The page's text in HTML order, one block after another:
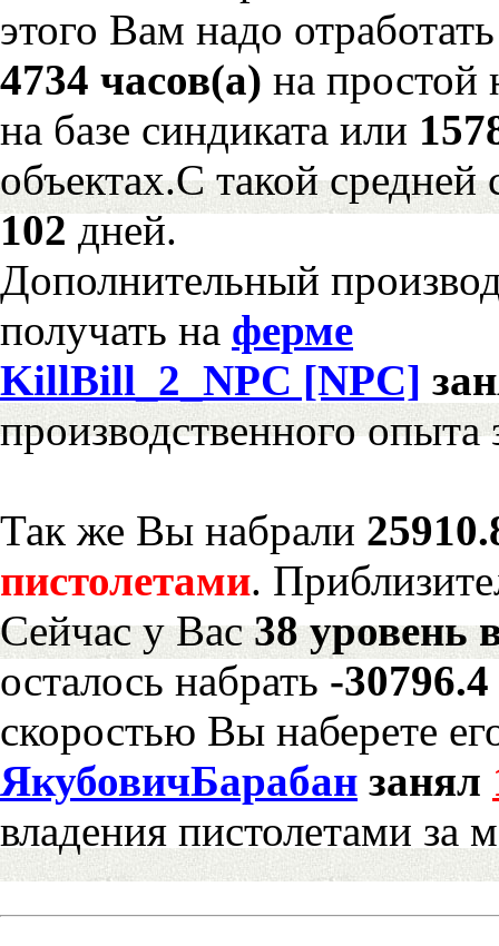
этого Вам надо отработать
4734 часов(а) на
на базе синдиката или
объектах.С такой средней
102дней.
Дополнительный
получать на ферме
KillBill_2_NPC [NPC]
производственного опыта
Так же Вы набрали
пистолетами.
Сейчас у Вас38 уровень
осталось набрать -30796.4
скоростью Вы наберете
ЯкубовичБарабан занял
владения пистолетами за